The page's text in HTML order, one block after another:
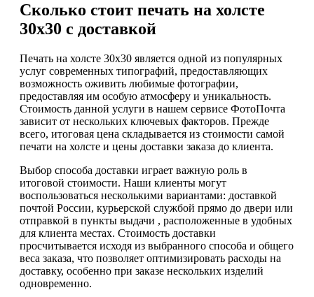
Сколько стоит печать на холсте
30х30 с доставкой
Печать на холсте 30х30 является одной из популярных
услуг современных типографий, предоставляющих
возможность оживить любимые фотографии,
предоставляя им особую атмосферу и уникальность.
Стоимость данной услуги в нашем сервисе ФотоПочта
зависит от нескольких ключевых факторов. Прежде
всего, итоговая цена складывается из стоимости самой
печати на холсте и цены доставки заказа до клиента.
Выбор способа доставки играет важную роль в
итоговой стоимости. Наши клиенты могут
воспользоваться несколькими вариантами: доставкой
почтой России, курьерской службой прямо до двери или
отправкой в пункты выдачи , расположенные в удобных
для клиента местах. Стоимость доставки
просчитывается исходя из выбранного способа и общего
веса заказа, что позволяет оптимизировать расходы на
доставку, особенно при заказе нескольких изделий
одновременно.